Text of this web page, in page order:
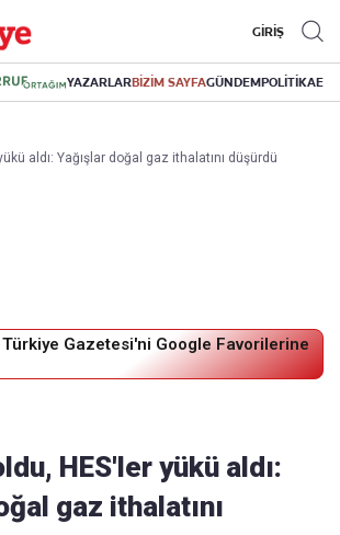
GİRİŞ
YAZARLARBİZİM SAYFAGÜNDEMPOLİTİKA
aldı: Yağışlar doğal gaz ithalatını düşürdü
Türkiye Gazetesi'ni Google Favorilerine
HES'ler yükü aldı:
gaz ithalatını